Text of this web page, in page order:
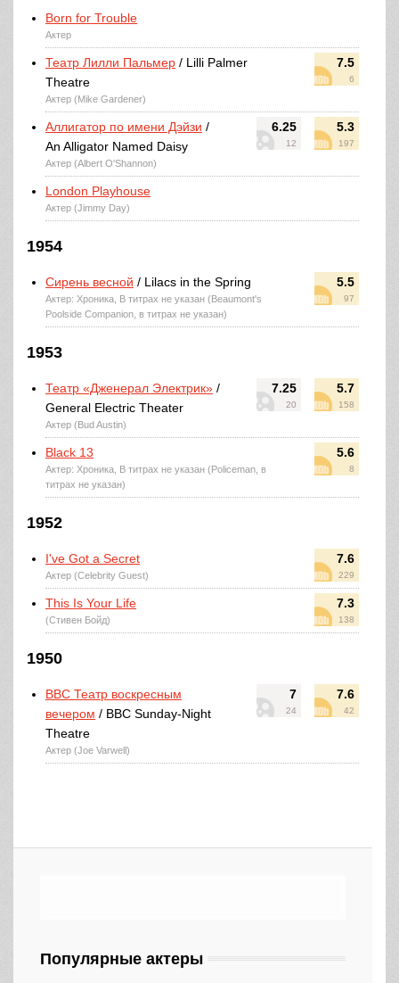
Born for Trouble
Актер
7.5
6
Театр Лилли Пальмер / Lilli Palmer
Theatre
Актер (Mike Gardener)
6.25
12
5.3
197
Аллигатор по имени Дэйзи /
An Alligator Named Daisy
Актер (Albert O'Shannon)
London Playhouse
Актер (Jimmy Day)
1954
5.5
97
Сирень весной / Lilacs in the Spring
Актер: Хроника, В титрах не указан (Beaumont's
Poolside Companion, в титрах не указан)
1953
7.25
20
5.7
158
Театр «Дженерал Электрик» /
General Electric Theater
Актер (Bud Austin)
5.6
8
Black 13
Актер: Хроника, В титрах не указан (Policeman, в
титрах не указан)
1952
7.6
229
I've Got a Secret
Актер (Celebrity Guest)
7.3
138
This Is Your Life
(Стивен Бойд)
1950
7
24
7.6
42
BBC Театр воскресным
вечером / BBC Sunday-Night
Theatre
Актер (Joe Varwell)
Популярные актеры